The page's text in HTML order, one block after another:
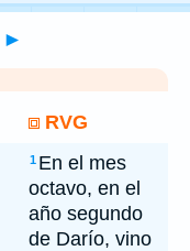
►
RVG
1 En el mes
octavo, en el
año segundo
de Darío, vino